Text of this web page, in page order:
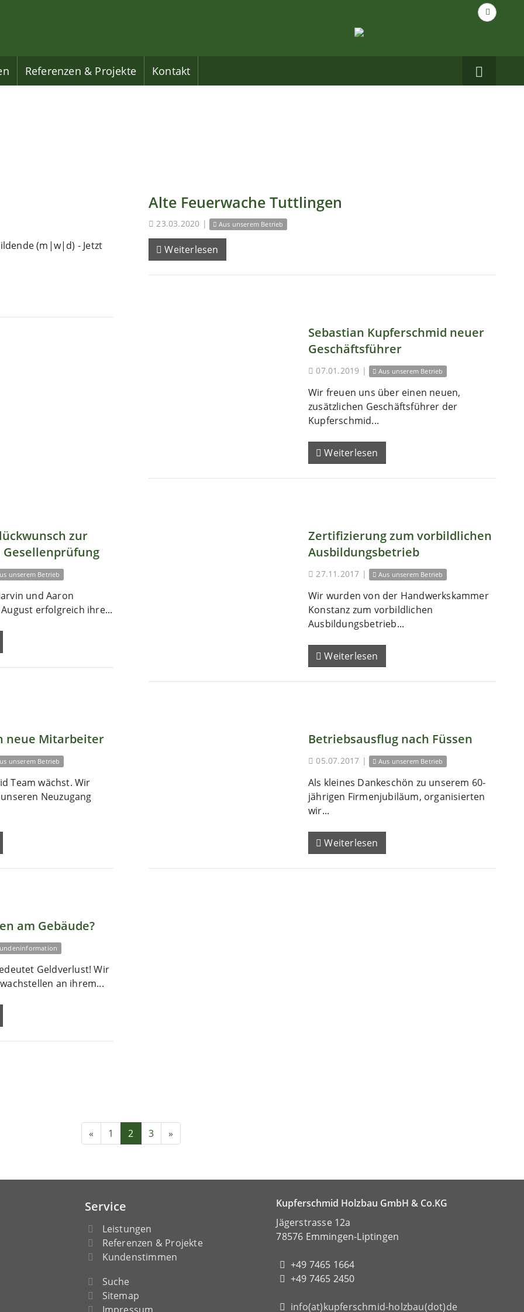
Suche
nach...
Referenzen & Projekte Kontakt
auf
(m|w|d) - Jetzt
Alte Feuerwache Tuttlingen
23.03.2020 | Aus unserem Betrieb
Weiterlesen
Sebastian Kupferschmid neuer
Geschäftsführer
07.01.2019 | Aus unserem Betrieb
Wir freuen uns über einen neuen,
zusätzlichen Geschäftsführer der
Kupferschmid...
Weiterlesen
zur
unserem Betrieb
und Aaron
erfolgreich ihre...
Zertifizierung zum vorbildlichen
Ausbildungsbetrieb
27.11.2017 | Aus unserem Betrieb
Wir wurden von der Handwerkskammer
Konstanz zum vorbildlichen
Ausbildungsbetrieb...
Weiterlesen
neue Mitarbeiter
unserem Betrieb
Team wächst. Wir
Neuzugang
Betriebsausflug nach Füssen
05.07.2017 | Aus unserem Betrieb
Als kleines Dankeschön zu unserem 60-
jährigen Firmenjubiläum, organisierten
wir...
Weiterlesen
am Gebäude?
Geldverlust! Wir
an ihrem...
« 1 2 3 »
Service
Leistungen
Referenzen & Projekte
Kundenstimmen
Suche
Sitemap
Kupferschmid Holzbau GmbH & Co.KG
Jägerstrasse 12a
78576 Emmingen-Liptingen
+49 7465 1664
+49 7465 2450
info(at)kupferschmid-holzbau(dot)de